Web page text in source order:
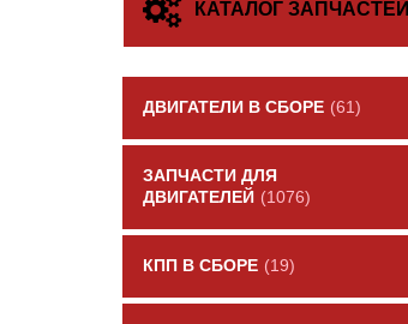
КАТАЛОГ ЗАПЧАСТЕЙ
ДВИГАТЕЛИ В СБОРЕ (61)
ЗАПЧАСТИ ДЛЯ
ДВИГАТЕЛЕЙ (1076)
КПП В СБОРЕ (19)